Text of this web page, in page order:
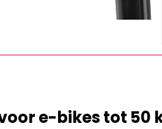
e-bikes tot 50